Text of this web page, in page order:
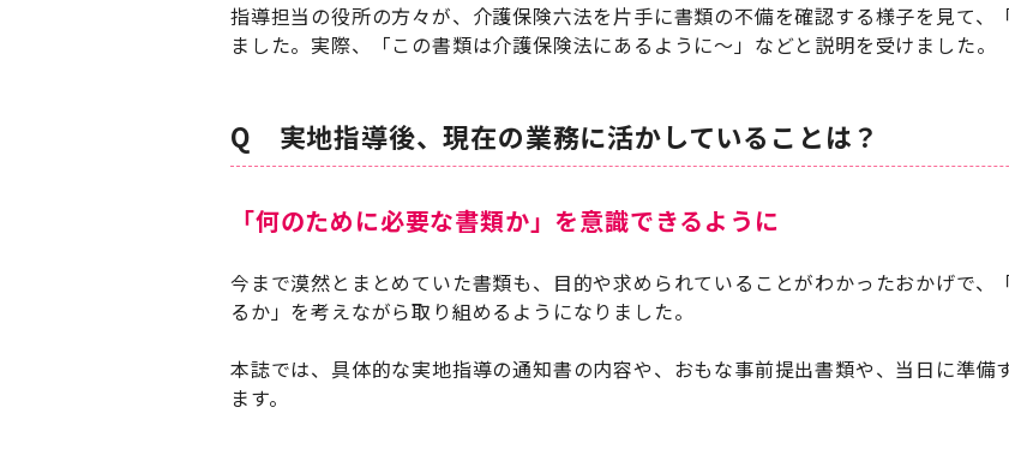
指導担当の役所の方々が、介護保険六法を片手に書類の不備を確認する様子を見て、
ました。実際、「この書類は介護保険法にあるように～」などと説明を受けました。
Q 実地指導後、現在の業務に活かしていることは？
「何のために必要な書類か」を意識できるように
今まで漠然とまとめていた書類も、目的や求められていることがわかったおかげで、
るか」を考えながら取り組めるようになりました。
本誌では、具体的な実地指導の通知書の内容や、おもな事前提出書類や、当⽇に準備
ます。